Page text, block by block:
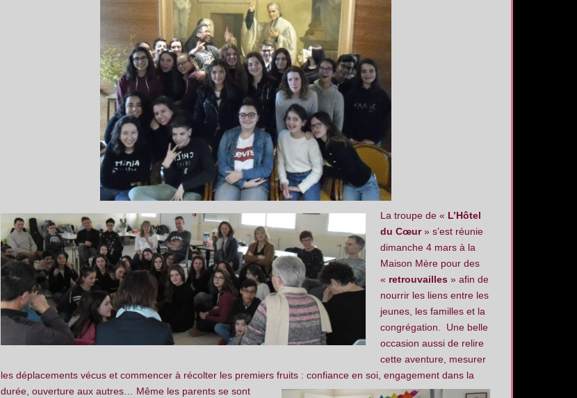
La troupe de « L’Hôtel
du Cœur» s’est réunie
dimanche 4 mars à la
Maison Mère pour des
« retrouvailles » afin de
nourrir les liens entre les
jeunes, les familles et la
congrégation. Une belle
occasion aussi de relire
cette aventure, mesurer
les déplacements vécus et commencer à récolter les premiers fruits : confiance en soi, engagement dans la
durée, ouverture aux autres… Même les parents se sont